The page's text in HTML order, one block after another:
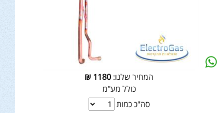
המחיר שלנו: 1180
₪
כולל מע"מ
סה"כ כמות